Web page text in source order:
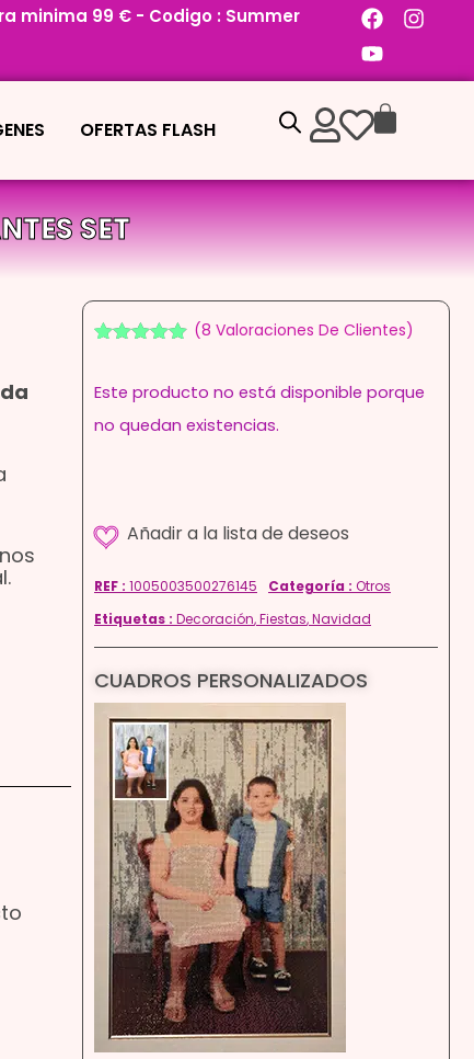
minima 99 € - Codigo : Summer
OFERTAS FLASH
SET
5 en base
valoraciones
(8 Valoraciones De Clientes)
Este producto no está disponible porque
no quedan existencias.
REF : 1005003500276145 Categoría : Otros
Etiquetas : Decoración,Fiestas,Navidad
CUADROS PERSONALIZADOS